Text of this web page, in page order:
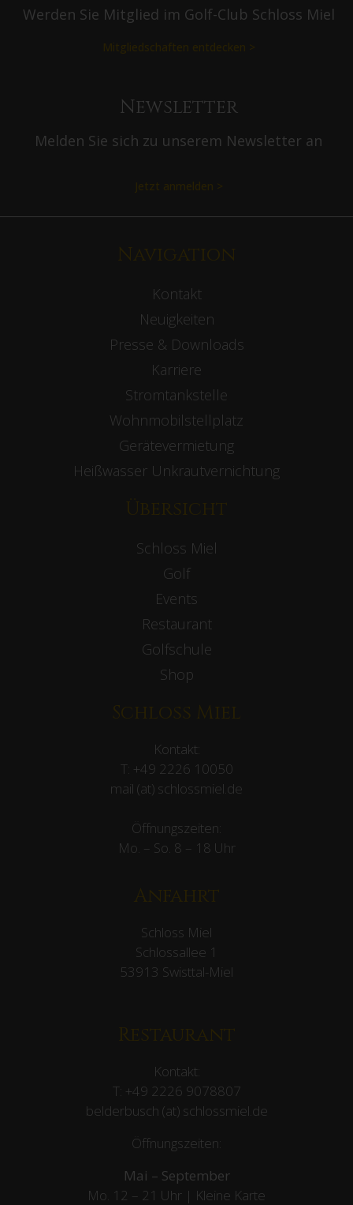
Werden Sie Mitglied im Golf-Club Schloss Miel
Mitgliedschaften entdecken >
Newsletter
Melden Sie sich zu unserem Newsletter an
Jetzt anmelden >
Navigation
Kontakt
Neuigkeiten
Presse & Downloads
Karriere
Stromtankstelle
Wohnmobilstellplatz
Gerätevermietung
Heißwasser Unkrautvernichtung
Übersicht
Schloss Miel
Golf
Events
Restaurant
Golfschule
Shop
Schloss Miel
Kontakt:
T: +49 2226 10050
mail (at) schlossmiel.de
Öffnungszeiten:
Mo. – So. 8 – 18 Uhr
Anfahrt
Schloss Miel
Schlossallee 1
53913 Swisttal-Miel
Restaurant
Kontakt:
T: +49 2226 9078807
belderbusch (at) schlossmiel.de
Öffnungszeiten:
Mai – September
Mo. 12 – 21 Uhr | Kleine Karte